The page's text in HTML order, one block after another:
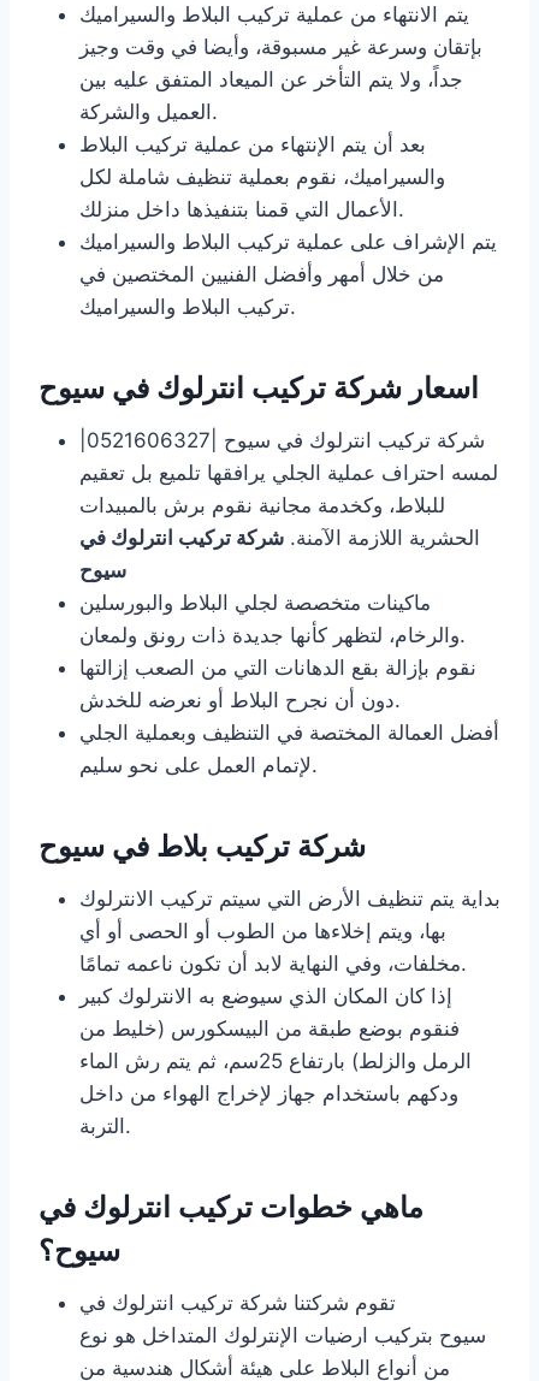
يتم الانتهاء من عملية تركيب البلاط والسيراميك
بإتقان وسرعة غير مسبوقة، وأيضا في وقت وجيز
جداً، ولا يتم التأخر عن الميعاد المتفق عليه بين
العميل والشركة.
بعد أن يتم الإنتهاء من عملية تركيب البلاط
والسيراميك، نقوم بعملية تنظيف شاملة لكل
الأعمال التي قمنا بتنفيذها داخل منزلك.
يتم الإشراف على عملية تركيب البلاط والسيراميك
من خلال أمهر وأفضل الفنيين المختصين في
تركيب البلاط والسيراميك.
اسعار شركة تركيب انترلوك في سيوح
لمسه احتراف عملية الجلي يرافقها تلميع بل تعقيم
للبلاط، وكخدمة مجانية نقوم برش بالمبيدات
الحشرية اللازمة الآمنة. شركة تركيب انترلوك في
سيوح
ماكينات متخصصة لجلي البلاط والبورسلين
والرخام، لتظهر كأنها جديدة ذات رونق ولمعان.
نقوم بإزالة بقع الدهانات التي من الصعب إزالتها
دون أن نجرح البلاط أو نعرضه للخدش.
أفضل العمالة المختصة في التنظيف وبعملية الجلي
لإتمام العمل على نحو سليم.
شركة تركيب بلاط في سيوح
بداية يتم تنظيف الأرض التي سيتم تركيب الانترلوك
بها، ويتم إخلاءها من الطوب أو الحصى أو أي
مخلفات، وفي النهاية لابد أن تكون ناعمه تمامًا.
إذا كان المكان الذي سيوضع به الانترلوك كبير
فنقوم بوضع طبقة من البيسكورس (خليط من
الرمل والزلط) بارتفاع 25سم، ثم يتم رش الماء
ودكهم باستخدام جهاز لإخراج الهواء من داخل
التربة.
ماهي خطوات تركيب انترلوك في
سيوح؟
تقوم شركتنا شركة تركيب انترلوك في
سيوح بتركيب ارضيات الإنترلوك المتداخل هو نوع
من أنواع البلاط على هيئة أشكال هندسية من